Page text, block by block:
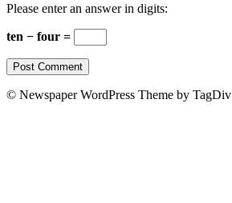
Please enter an answer in digits:
ten − four =
© Newspaper WordPress Theme by TagDiv